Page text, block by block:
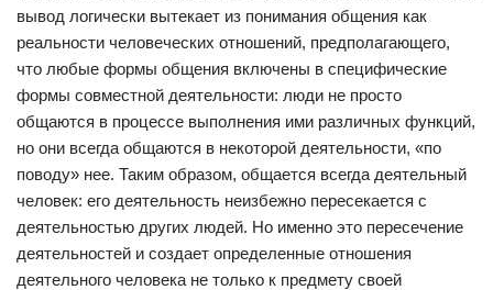
вывод логически вытекает из понимания общения как
реальности человеческих отношений, предполагающего,
что любые формы общения включены в специфические
формы совместной деятельности: люди не просто
общаются в процессе выполнения ими различных функций,
но они всегда общаются в некоторой деятельности, «по
поводу» нее. Таким образом, общается всегда деятельный
человек: его деятельность неизбежно пересекается с
деятельностью других людей. Но именно это пересечение
деятельностей и создает определенные отношения
деятельного человека не только к предмету своей